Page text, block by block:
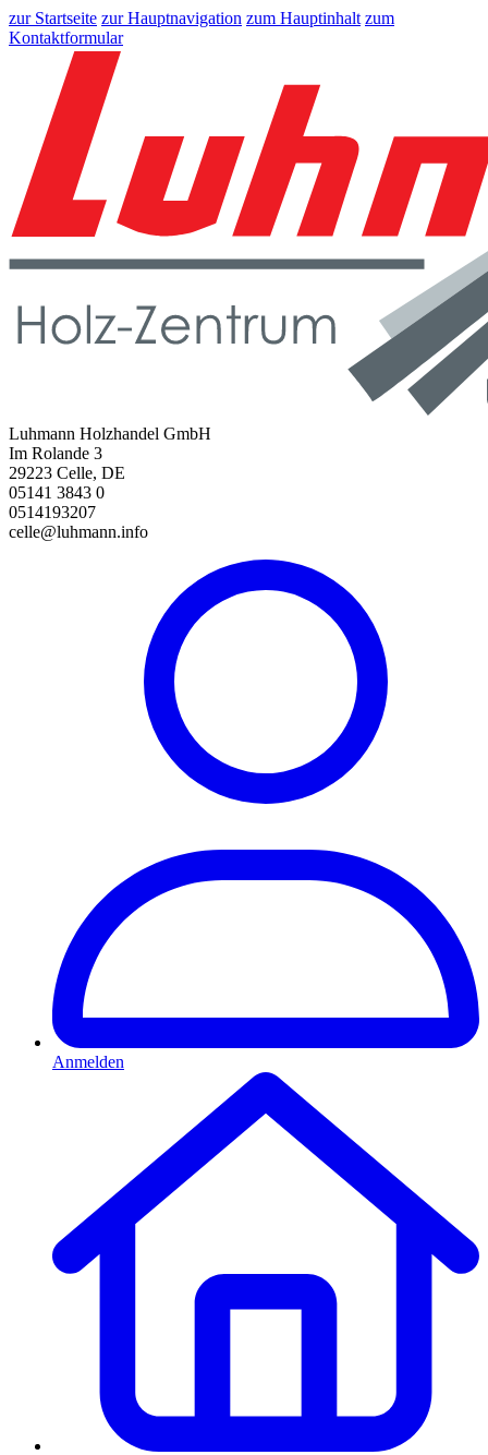
zur Startseite zur Hauptnavigation zum Hauptinhalt zum
Kontaktformular
Luhmann Holzhandel GmbH
Im Rolande 3
29223 Celle, DE
05141 3843 0
0514193207
celle@luhmann.info
Anmelden